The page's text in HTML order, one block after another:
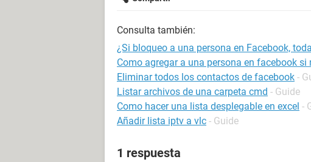
Consulta también:
¿Si bloqueo a una persona en Facebook,
Como agregar a una persona en facebook si
Eliminar todos los contactos de facebook -
Listar archivos de una carpeta cmd - Guide
Como hacer una lista desplegable en excel -
Añadir lista iptv a vlc - Guide
1 respuesta